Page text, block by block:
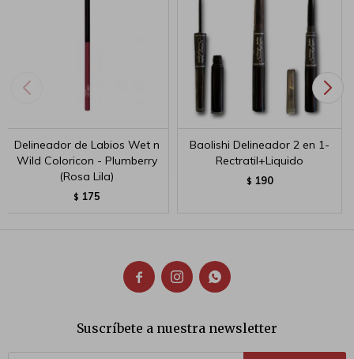
Delineador de Labios Wet n
Wild Coloricon - Plumberry
(Rosa Lila)
$ 175
Baolishi Delineador 2 en 1-
Rectratil+Liquido
$ 190
  
Suscríbete a nuestra newsletter